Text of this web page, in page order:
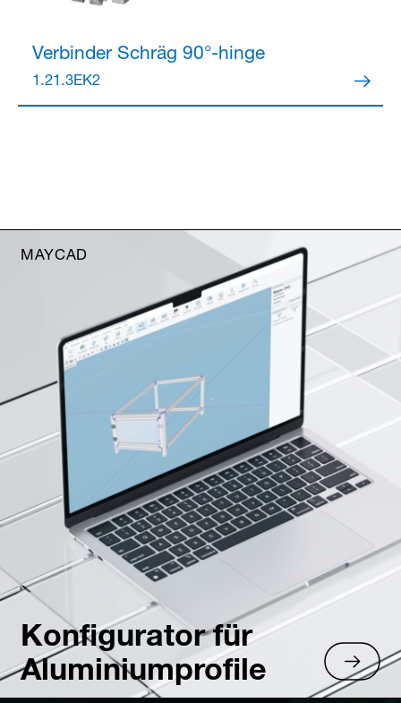
VerbinderSchräg 90°-hinge
1.21.3EK2
MAYCAD
Konfigurator für
Aluminiumprofile